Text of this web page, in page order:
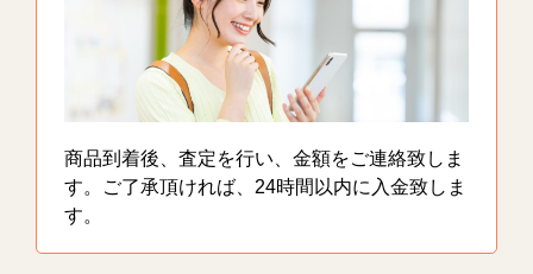
商品到着後、査定を行い、金額をご連絡致しま
す。ご了承頂ければ、24時間以内に入金致しま
す。